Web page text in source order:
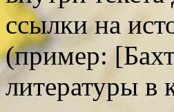
ссылки на
(пример:
литературы в